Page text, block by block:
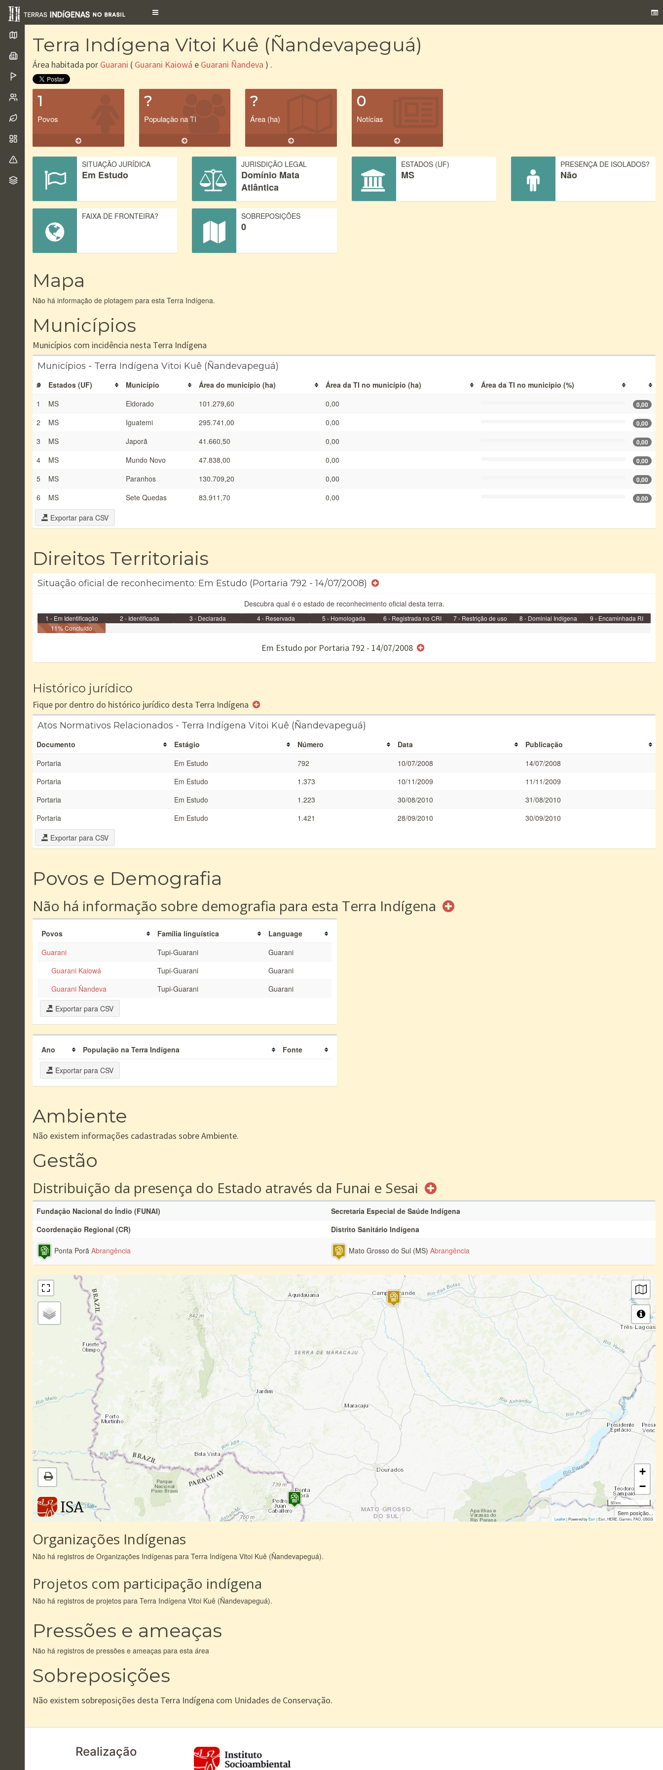
Toggle
Terra Indígena Vitoi Kuê (Ñandevapeguá)
Área habitada por Guarani ( Guarani Kaiowá e Guarani Ñandeva ) .
1
Povos
?
População na TI
?
Área (ha)
0
Notícias
SITUAÇÃO JURÍDICA
Em Estudo
JURISDIÇÃO LEGAL
Domínio Mata
Atlântica
ESTADOS (UF)
MS
PRESENÇA DE ISOLADOS?
Não
FAIXA DE FRONTEIRA? SOBREPOSIÇÕES
0
Mapa
Não há informação de plotagem para esta Terra Indígena.
Municípios
Municípios com incidência nesta Terra Indígena
Municípios - Terra Indígena Vitoi Kuê (Ñandevapeguá)
# Estados (UF) Município Área do município (ha) Área da TI no município (ha)
Área da TI no município (%)
1
MS Eldorado 101.279,60 0,00 0,00
2 MS Iguatemi 295.741,00 0,00 0,00
3 MS Japorã 41.660,50 0,00 0,00
4 MS Mundo Novo 47.838,00 0,00 0,00
5 MS Paranhos 130.709,20 0,00 0,00
6 MS Sete Quedas 83.911,70 0,00 0,00
Exportar para CSV
Direitos Territoriais
Situação oficial de reconhecimento: Em Estudo (Portaria 792 - 14/07/2008)
Descubra qual é o estado de reconhecimento oficial desta terra.
1 - Em Identificação 2 - Identificada 3 - Declarada 4 - Reservada 5 - Homologada
6 - Registrada no CRI
7 - Restrição de uso 8 - Dominial Indígena
9 - Encaminhada RI
11% Concluído
Em Estudo por Portaria 792 - 14/07/2008
Histórico jurídico
Fique por dentro do histórico jurídico desta Terra Indígena
Atos Normativos Relacionados - Terra Indígena Vitoi Kuê (Ñandevapeguá)
Documento Estágio Número Data
Publicação
Portaria
Em Estudo 792 10/07/2008
14/07/2008
Portaria
Em Estudo 1.373 10/11/2009
11/11/2009
Portaria
Em Estudo 1.223 30/08/2010
31/08/2010
Portaria
Em Estudo 1.421 28/09/2010
30/09/2010
Exportar para CSV
Povos e Demografia
Não há informação sobre demografia para esta Terra Indígena
Povos Família linguística
Language
Guarani
Tupi-Guarani
Guarani
Guarani Kaiowá
Tupi-Guarani
Guarani
Guarani Ñandeva
Tupi-Guarani
Guarani
Exportar para CSV
Ano População na Terra Indígena Fonte
Exportar para CSV
Ambiente
Não existem informações cadastradas sobre Ambiente.
Gestão
Distribuição da presença do Estado através da Funai e Sesai
Fundação Nacional do Índio (FUNAI)
Secretaria Especial de Saúde Indígena
Coordenação Regional (CR)
Distrito Sanitário Indígena
Ponta Porã Abrangência Mato Grosso do Sul (MS) Abrangência
|Sobre
+
−
50 km
Sem posição...
Leaflet| Powered byEsri|Esri, HERE, Garmin, FAO, USGS
Organizações Indígenas
Não há registros de Organizações Indígenas para Terra Indígena Vitoi Kuê (Ñandevapeguá).
Projetos com participação indígena
Não há registros de projetos para Terra Indígena Vitoi Kuê (Ñandevapeguá).
Pressões e ameaças
Não há registros de pressões e ameaças para esta área
Sobreposições
Não existem sobreposições desta Terra Indígena com Unidades de Conservação.